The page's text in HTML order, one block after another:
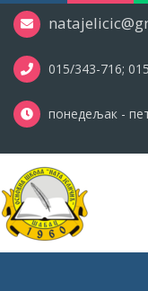
015/343-716;
понедељак -